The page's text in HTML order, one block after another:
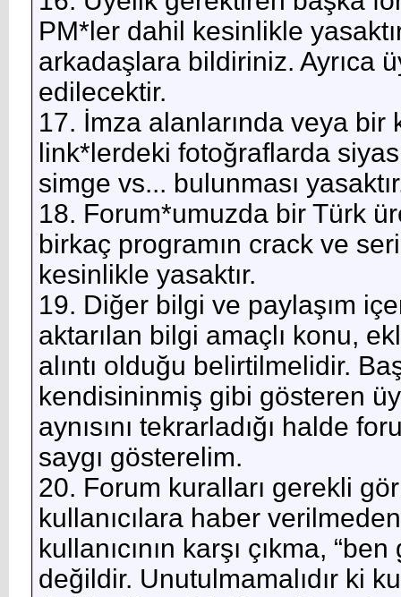
PM*ler dahil kesinlikle
arkadaşlara bildiriniz. Ayrıca
edilecektir.
17. İmza alanlarında veya
link*lerdeki fotoğraflarda
simge vs... bulunması
18. Forum*umuzda bir Türk
birkaç programın crack ve
kesinlikle yasaktır.
19. Diğer bilgi ve paylaşım
aktarılan bilgi amaçlı konu,
alıntı olduğu belirtilmelidir.
kendisininmiş gibi gösteren
aynısını tekrarladığı halde
saygı gösterelim.
20. Forum kuralları gerekli
kullanıcılara haber
kullanıcının karşı çıkma,
değildir. Unutulmamalıdır ki